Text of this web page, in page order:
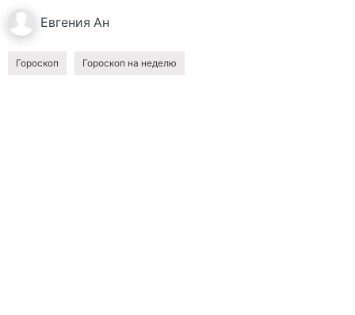
Евгения Ан
Гороскоп Гороскоп на неделю